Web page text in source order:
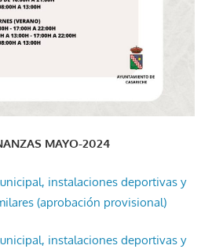
MAYO-2024
instalaciones deportivas y
(aprobación provisional)
instalaciones deportivas y